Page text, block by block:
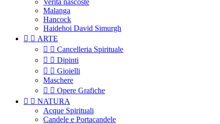
Verità nascoste
Malanga
Hancock
Haidehoi David Simurgh
  ARTE
  Cancelleria Spirituale
  Dipinti
  Gioielli
Maschere
  Opere Grafiche
  NATURA
Acque Spirituali
Candele e Portacandele